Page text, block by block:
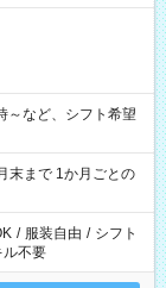
など、シフト希望
末まで 1か月ごとの
/ 服装自由 / シフト
ル不要